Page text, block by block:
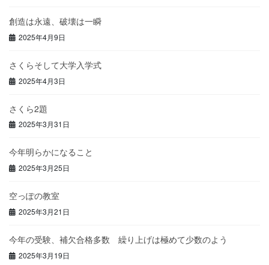
創造は永遠、破壊は一瞬
2025年4月9日
さくらそして大学入学式
2025年4月3日
さくら2題
2025年3月31日
今年明らかになること
2025年3月25日
空っぽの教室
2025年3月21日
今年の受験、補欠合格多数 繰り上げは極めて少数のよう
2025年3月19日